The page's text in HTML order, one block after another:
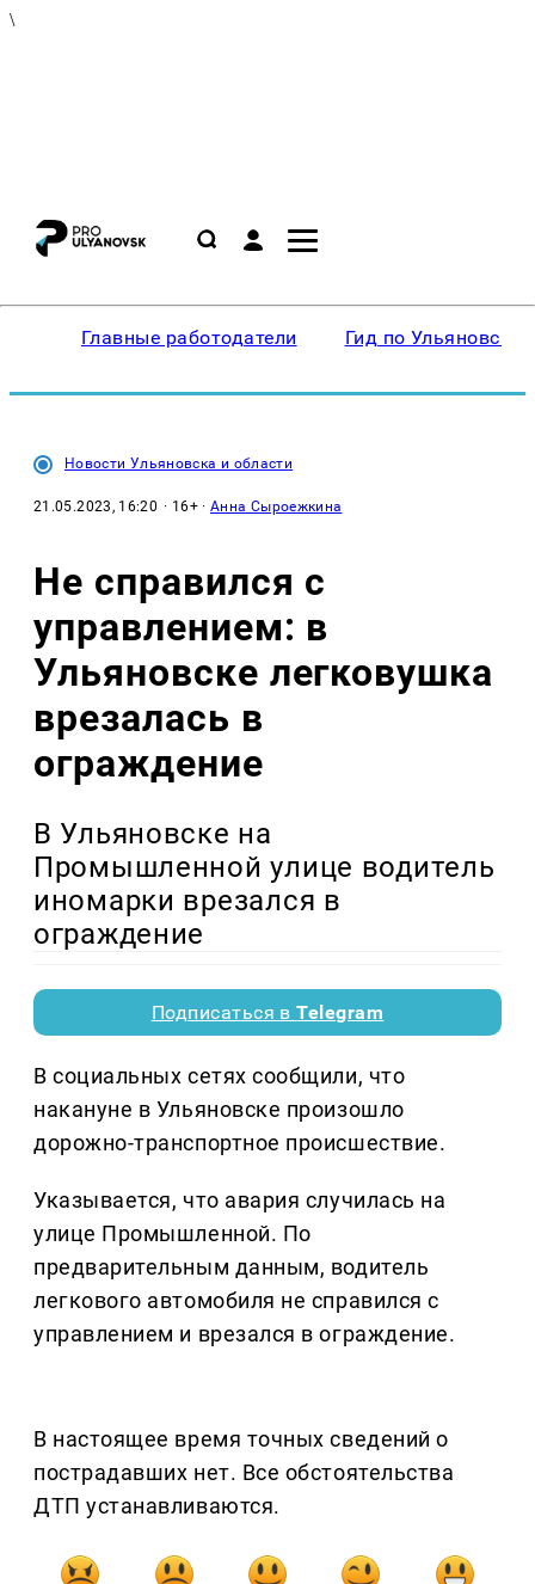
\
Главные работодатели Гид по Ульяновску
Новости Ульяновска и области
21.05.2023, 16:20 · 16+ ·Анна Сыроежкина
Не справился с
управлением: в
Ульяновске легковушка
врезалась в
ограждение
В Ульяновске на
Промышленной улице водитель
иномарки врезался в
ограждение
Подписаться вTelegram
В социальных сетях сообщили, что
накануне в Ульяновске произошло
дорожно-транспортное происшествие.
Указывается, что авария случилась на
улице Промышленной. По
предварительным данным, водитель
легкового автомобиля не справился с
управлением и врезался в ограждение.
В настоящее время точных сведений о
пострадавших нет. Все обстоятельства
ДТП устанавливаются.